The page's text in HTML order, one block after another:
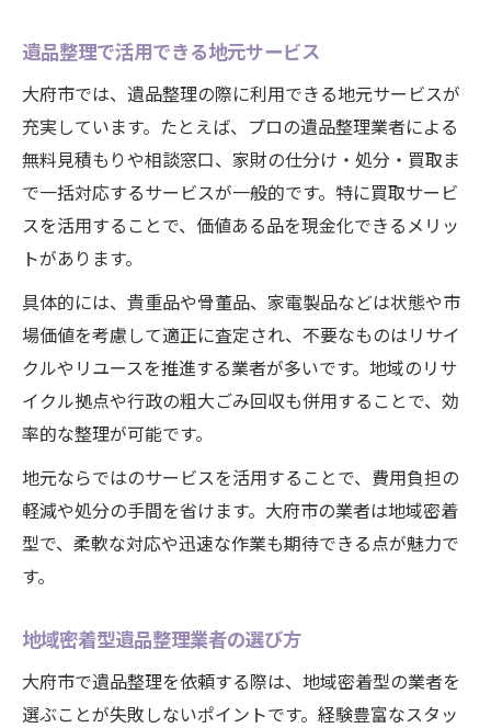
遺品整理で活用できる地元サービス
大府市では、遺品整理の際に利用できる地元サービスが
充実しています。たとえば、プロの遺品整理業者による
無料見積もりや相談窓口、家財の仕分け・処分・買取ま
で一括対応するサービスが一般的です。特に買取サービ
スを活用することで、価値ある品を現金化できるメリッ
トがあります。
具体的には、貴重品や骨董品、家電製品などは状態や市
場価値を考慮して適正に査定され、不要なものはリサイ
クルやリユースを推進する業者が多いです。地域のリサ
イクル拠点や行政の粗大ごみ回収も併用することで、効
率的な整理が可能です。
地元ならではのサービスを活用することで、費用負担の
軽減や処分の手間を省けます。大府市の業者は地域密着
型で、柔軟な対応や迅速な作業も期待できる点が魅力で
す。
地域密着型遺品整理業者の選び方
大府市で遺品整理を依頼する際は、地域密着型の業者を
選ぶことが失敗しないポイントです。経験豊富なスタッ